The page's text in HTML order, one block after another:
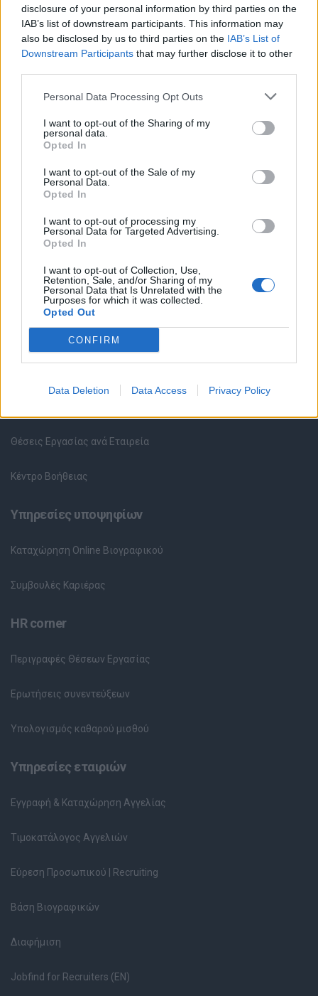
disclosure of your personal information by third parties on the
IAB’s list of downstream participants. This information may
also be disclosed by us to third parties on the IAB’s List of
Downstream Participants that may further disclose it to other
Personal Data Processing Opt Outs
I want to opt-out of the Sharing of my
personal data.
Opted In
I want to opt-out of the Sale of my
Personal Data.
Opted In
I want to opt-out of processing my
Personal Data for Targeted Advertising.
Opted In
I want to opt-out of Collection, Use,
Retention, Sale, and/or Sharing of my
Personal Data that Is Unrelated with the
Purposes for which it was collected.
Opted Out
CONFIRM
Data Deletion Data Access Privacy Policy
Επαγγελματικό περιβάλλον εργασίας
Δυνατότητες εξέλιξης
Στοιχεία επικοινωνίας:
Αποστολή βιογραφικού με απαραίτητη πρόσφατη
Θέσεις εργασίας
Θέσεις Εργασίας ανά Εταιρεία
Κέντρο Βοήθειας
Υπηρεσίες υποψηφίων
Καταχώρηση Online Βιογραφικού
Συμβουλές Καριέρας
HR corner
Περιγραφές Θέσεων Εργασίας
Ερωτήσεις συνεντεύξεων
Υπολογισμός καθαρού μισθού
Υπηρεσίες εταιριών
Εγγραφή & Καταχώρηση Αγγελίας
Τιμοκατάλογος Αγγελιών
Εύρεση Προσωπικού | Recruiting
Βάση Βιογραφικών
Διαφήμιση
Jobfind for Recruiters (EN)